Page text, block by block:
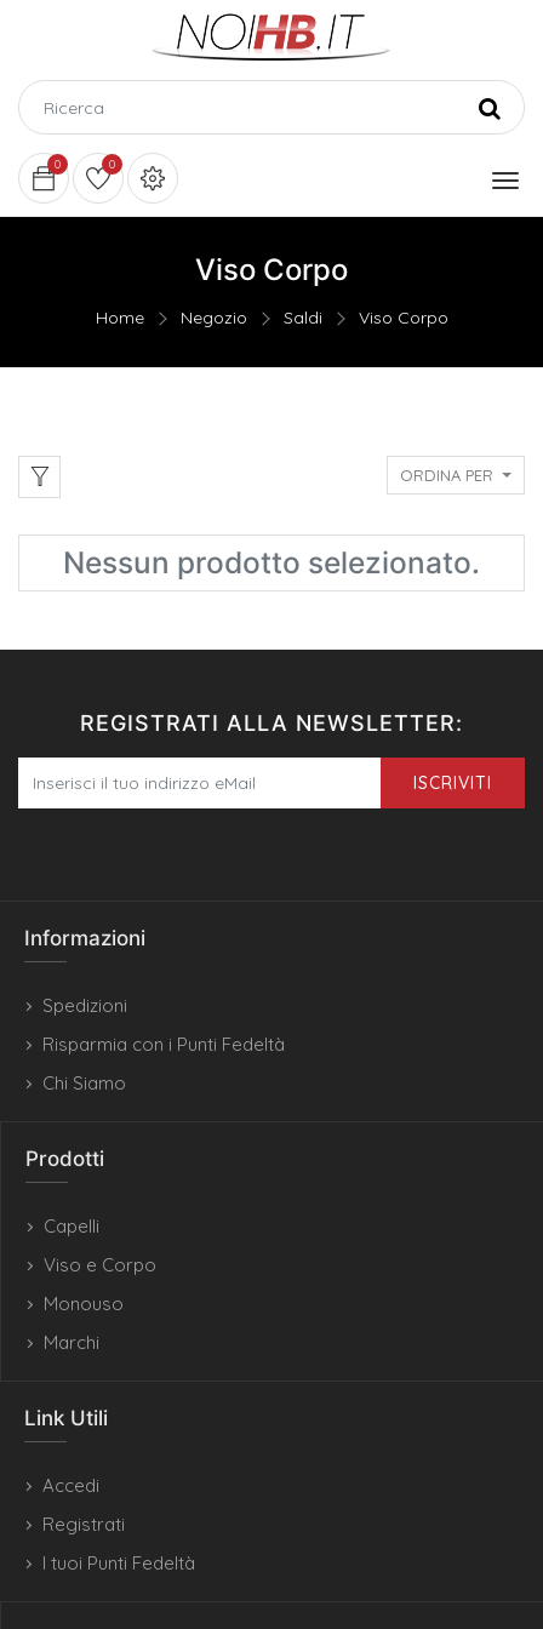
0 0
Viso Corpo
Home Negozio Saldi Viso Corpo
ORDINA PER
Nessun prodotto selezionato.
REGISTRATI ALLA NEWSLETTER:
ISCRIVITI
Informazioni
Spedizioni
Risparmia con i Punti Fedeltà
Chi Siamo
Prodotti
Capelli
Viso e Corpo
Monouso
Marchi
Link Utili
Accedi
Registrati
I tuoi Punti Fedeltà